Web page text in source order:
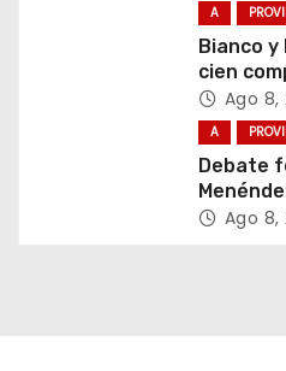
A
Bianco
cien
Igualdad
Ago 8,
A
Debate
Ago 8,